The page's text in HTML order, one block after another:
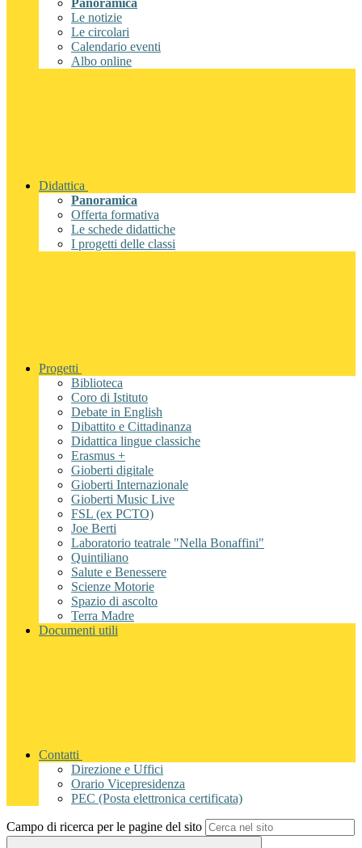
Panoramica
Le notizie
Le circolari
Calendario eventi
Albo online
Didattica
Panoramica
Offerta formativa
Le schede didattiche
I progetti delle classi
Progetti
Biblioteca
Coro di Istituto
Debate in English
Dibattito e Cittadinanza
Didattica lingue classiche
Erasmus +
Gioberti digitale
Gioberti Internazionale
Gioberti Music Live
FSL (ex PCTO)
Joe Berti
Laboratorio teatrale "Nella Bonaffini"
Quintiliano
Salute e Benessere
Scienze Motorie
Spazio di ascolto
Terra Madre
Documenti utili
Contatti
Direzione e Uffici
Orario Vicepresidenza
PEC (Posta elettronica certificata)
Campo di ricerca per le pagine del sito